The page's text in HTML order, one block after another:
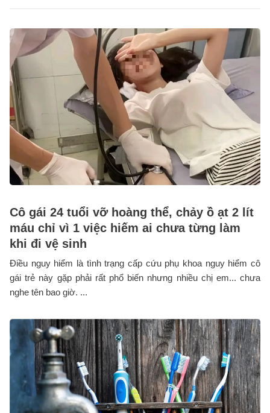
Cô gái 24 tuổi vỡ hoàng thể, chảy ồ ạt 2 lít
máu chỉ vì 1 việc hiếm ai chưa từng làm
khi đi vệ sinh
Điều nguy hiểm là tình trạng cấp cứu phụ khoa nguy hiểm cô
gái trẻ này gặp phải rất phổ biến nhưng nhiều chị em... chưa
nghe tên bao giờ. ...